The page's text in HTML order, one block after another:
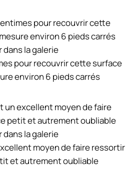
dans la galerie
pour recouvrir cette surface
environ 6 pieds carrés
dans la galerie
moyen de faire ressortir
et autrement oubliable